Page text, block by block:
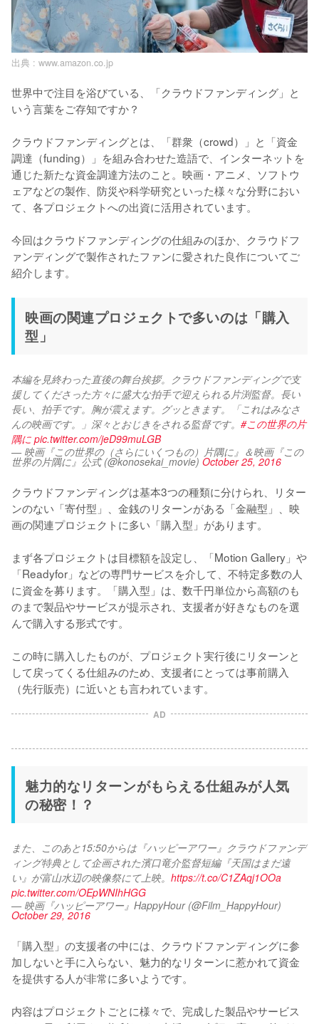
出典 : www.amazon.co.jp
世界中で注目を浴びている、「クラウドファンディング」と
いう言葉をご存知ですか？
クラウドファンディングとは、「群衆（crowd）」と「資金
調達（funding）」を組み合わせた造語で、インターネットを
通じた新たな資金調達方法のこと。映画・アニメ、ソフトウ
ェアなどの製作、防災や科学研究といった様々な分野におい
て、各プロジェクトへの出資に活用されています。
今回はクラウドファンディングの仕組みのほか、クラウドフ
ァンディングで製作されたファンに愛された良作についてご
紹介します。
映画の関連プロジェクトで多いのは「購入
型」
本編を見終わった直後の舞台挨拶。クラウドファンディングで支
援してくださった方々に盛大な拍手で迎えられる片渕監督。長い
長い、拍手です。胸が震えます。グッときます。「これはみなさ
んの映画です。」深々とおじきをされる監督です。 #この世界の片
隅に pic.twitter.com/jeD99muLGB
— 映画『この世界の（さらにいくつもの）片隅に』＆映画『この
世界の片隅に』公式 (@konosekai_movie) October 25, 2016
クラウドファンディングは基本3つの種類に分けられ、リター
ンのない「寄付型」、金銭のリターンがある「金融型」、映
画の関連プロジェクトに多い「購入型」があります。
まず各プロジェクトは目標額を設定し、「Motion Gallery」や
「Readyfor」などの専門サービスを介して、不特定多数の人
に資金を募ります。「購入型」は、数千円単位から高額のも
のまで製品やサービスが提示され、支援者が好きなものを選
んで購入する形式です。
この時に購入したものが、プロジェクト実行後にリターンと
して戻ってくる仕組みのため、支援者にとっては事前購入
（先行販売）に近いとも言われています。
AD
魅力的なリターンがもらえる仕組みが人気
の秘密！？
また、このあと15:50からは『ハッピーアワー』クラウドファンデ
ィング特典として企画された濱口竜介監督短編『天国はまだ遠
い』が富山水辺の映像祭にて上映。 https://t.co/C1ZAqj1OOa
pic.twitter.com/OEpWNIhHGG
— 映画『ハッピーアワー』HappyHour (@Film_HappyHour)
October 29, 2016
「購入型」の支援者の中には、クラウドファンディングに参
加しないと手に入らない、魅力的なリターンに惹かれて資金
を提供する人が非常に多いようです。
内容はプロジェクトごとに様々で、完成した製品やサービス